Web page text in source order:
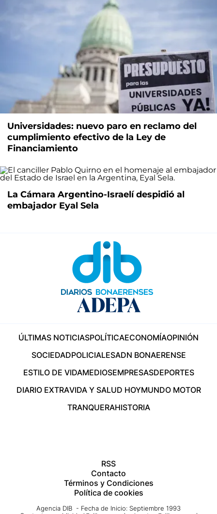
Universidades: nuevo paro en reclamo del
cumplimiento efectivo de la Ley de
Financiamiento
La Cámara Argentino-Israelí despidió al
embajador Eyal Sela
ÚLTIMAS NOTICIASPOLÍTICAECONOMÍAOPINIÓN
SOCIEDADPOLICIALESADN BONAERENSE
ESTILO DE VIDAMEDIOSEMPRESASDEPORTES
DIARIO EXTRAVIDA Y SALUD HOYMUNDO MOTOR
TRANQUERAHISTORIA
RSS
Contacto
Términos y Condiciones
Política de cookies
Agencia DIB - Fecha de Inicio: Septiembre 1993